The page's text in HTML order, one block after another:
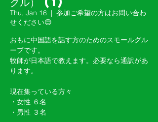
Thu, Jan 16
  |
参加ご希望の方はお問い合わ
せください😊
おもに中国語を話す方のためのスモールグル
ープです。
牧師が日本語で教えます。必要なら通訳があ
ります。
現在集っている方々
・女性 ６名
・男性 ３名